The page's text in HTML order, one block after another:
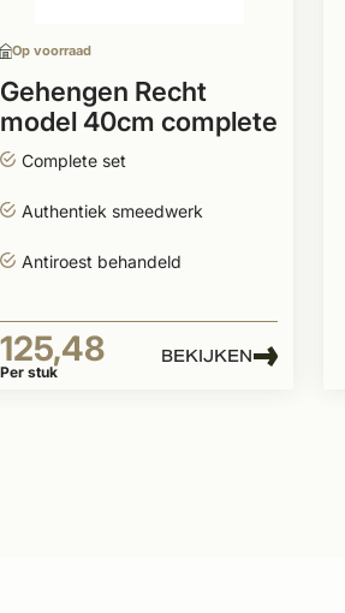
Op voorraad
Gehengen Recht
model 40cm complete
set zwart
Complete set
Authentiek smeedwerk
Antiroest behandeld
125,48
Per stuk
BEKIJKEN